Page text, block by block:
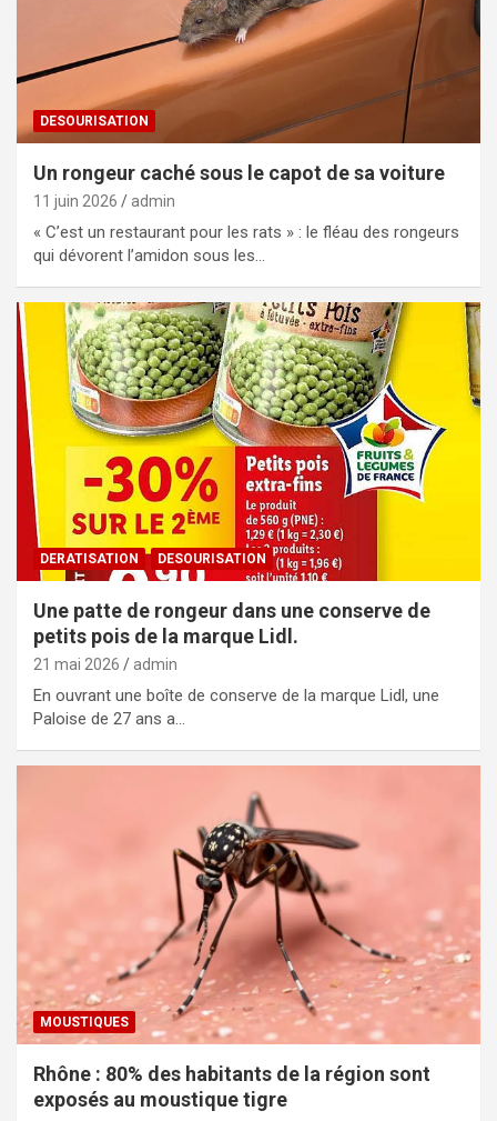
DESOURISATION
Un rongeur caché sous le capot de sa voiture
11 juin 2026 admin
« C’est un restaurant pour les rats » : le fléau des rongeurs
qui dévorent l’amidon sous les…
DERATISATION DESOURISATION
Une patte de rongeur dans une conserve de
petits pois de la marque Lidl.
21 mai 2026 admin
En ouvrant une boîte de conserve de la marque Lidl, une
Paloise de 27 ans a…
MOUSTIQUES
Rhône : 80% des habitants de la région sont
exposés au moustique tigre